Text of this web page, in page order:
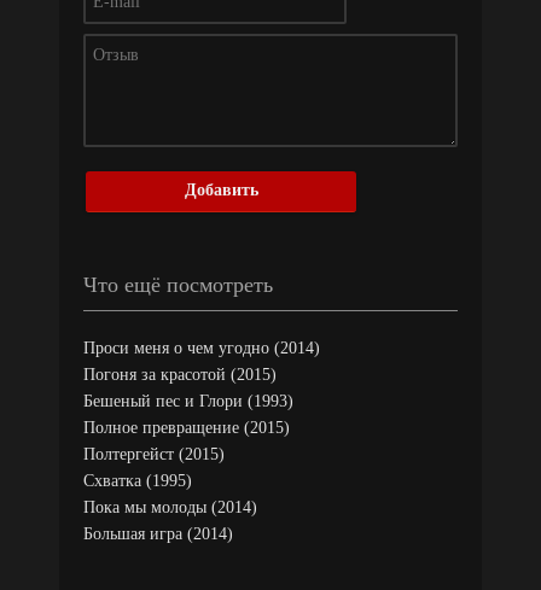
Добавить
Что ещё посмотреть
Проси меня о чем угодно (2014)
Погоня за красотой (2015)
Бешеный пес и Глори (1993)
Полное превращение (2015)
Полтергейст (2015)
Схватка (1995)
Пока мы молоды (2014)
Большая игра (2014)